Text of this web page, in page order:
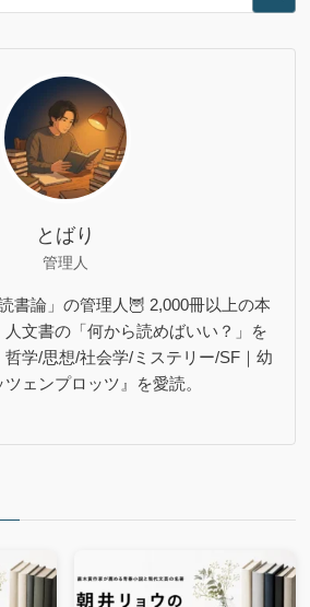
とばり
管理人
書論」の管理人🦉 2,000冊以上の本
人文書の「何から読めばいい？」を
学/思想/社会学/ミステリー/SF｜幼
ェンプロッツ』を愛読。